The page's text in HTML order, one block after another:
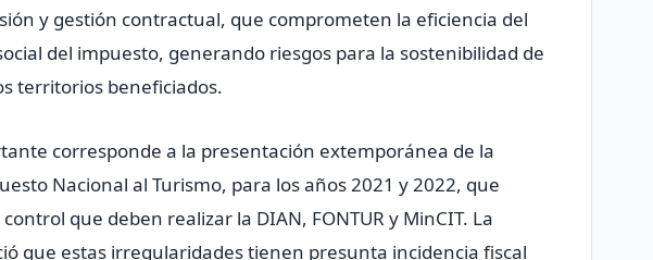
y gestión contractual, que comprometen la eficiencia del
del impuesto, generando riesgos para la sostenibilidad de
territorios beneficiados.
corresponde a la presentación extemporánea de la
Nacional al Turismo, para los años 2021 y 2022, que
que deben realizar la DIAN, FONTUR y MinCIT. La
que estas irregularidades tienen presunta incidencia fiscal